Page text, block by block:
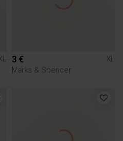
3 €
XL
Marks & Spencer